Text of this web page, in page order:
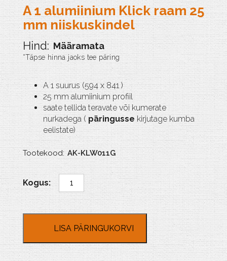
A 1 alumiinium Klick raam 25
mm niiskuskindel
Määramata
A 1 suurus (594 x 841 )
25 mm alumiinium profiil
saate tellida teravate või kumerate
nurkadega ( päringusse kirjutage kumba
eelistate)
Tootekood: AK-KLW011G
1
alumiinium
Klick
raam
25
mm
LISA PÄRINGUKORVI